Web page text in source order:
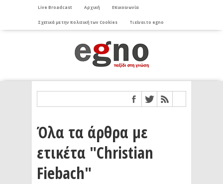
Live Broadcast Αρχική Επικοινωνία
Σχετικά με την πολιτική των Cookies Τι είναι το egno
Όλα τα άρθρα με
ετικέτα "Christian
Fiebach"